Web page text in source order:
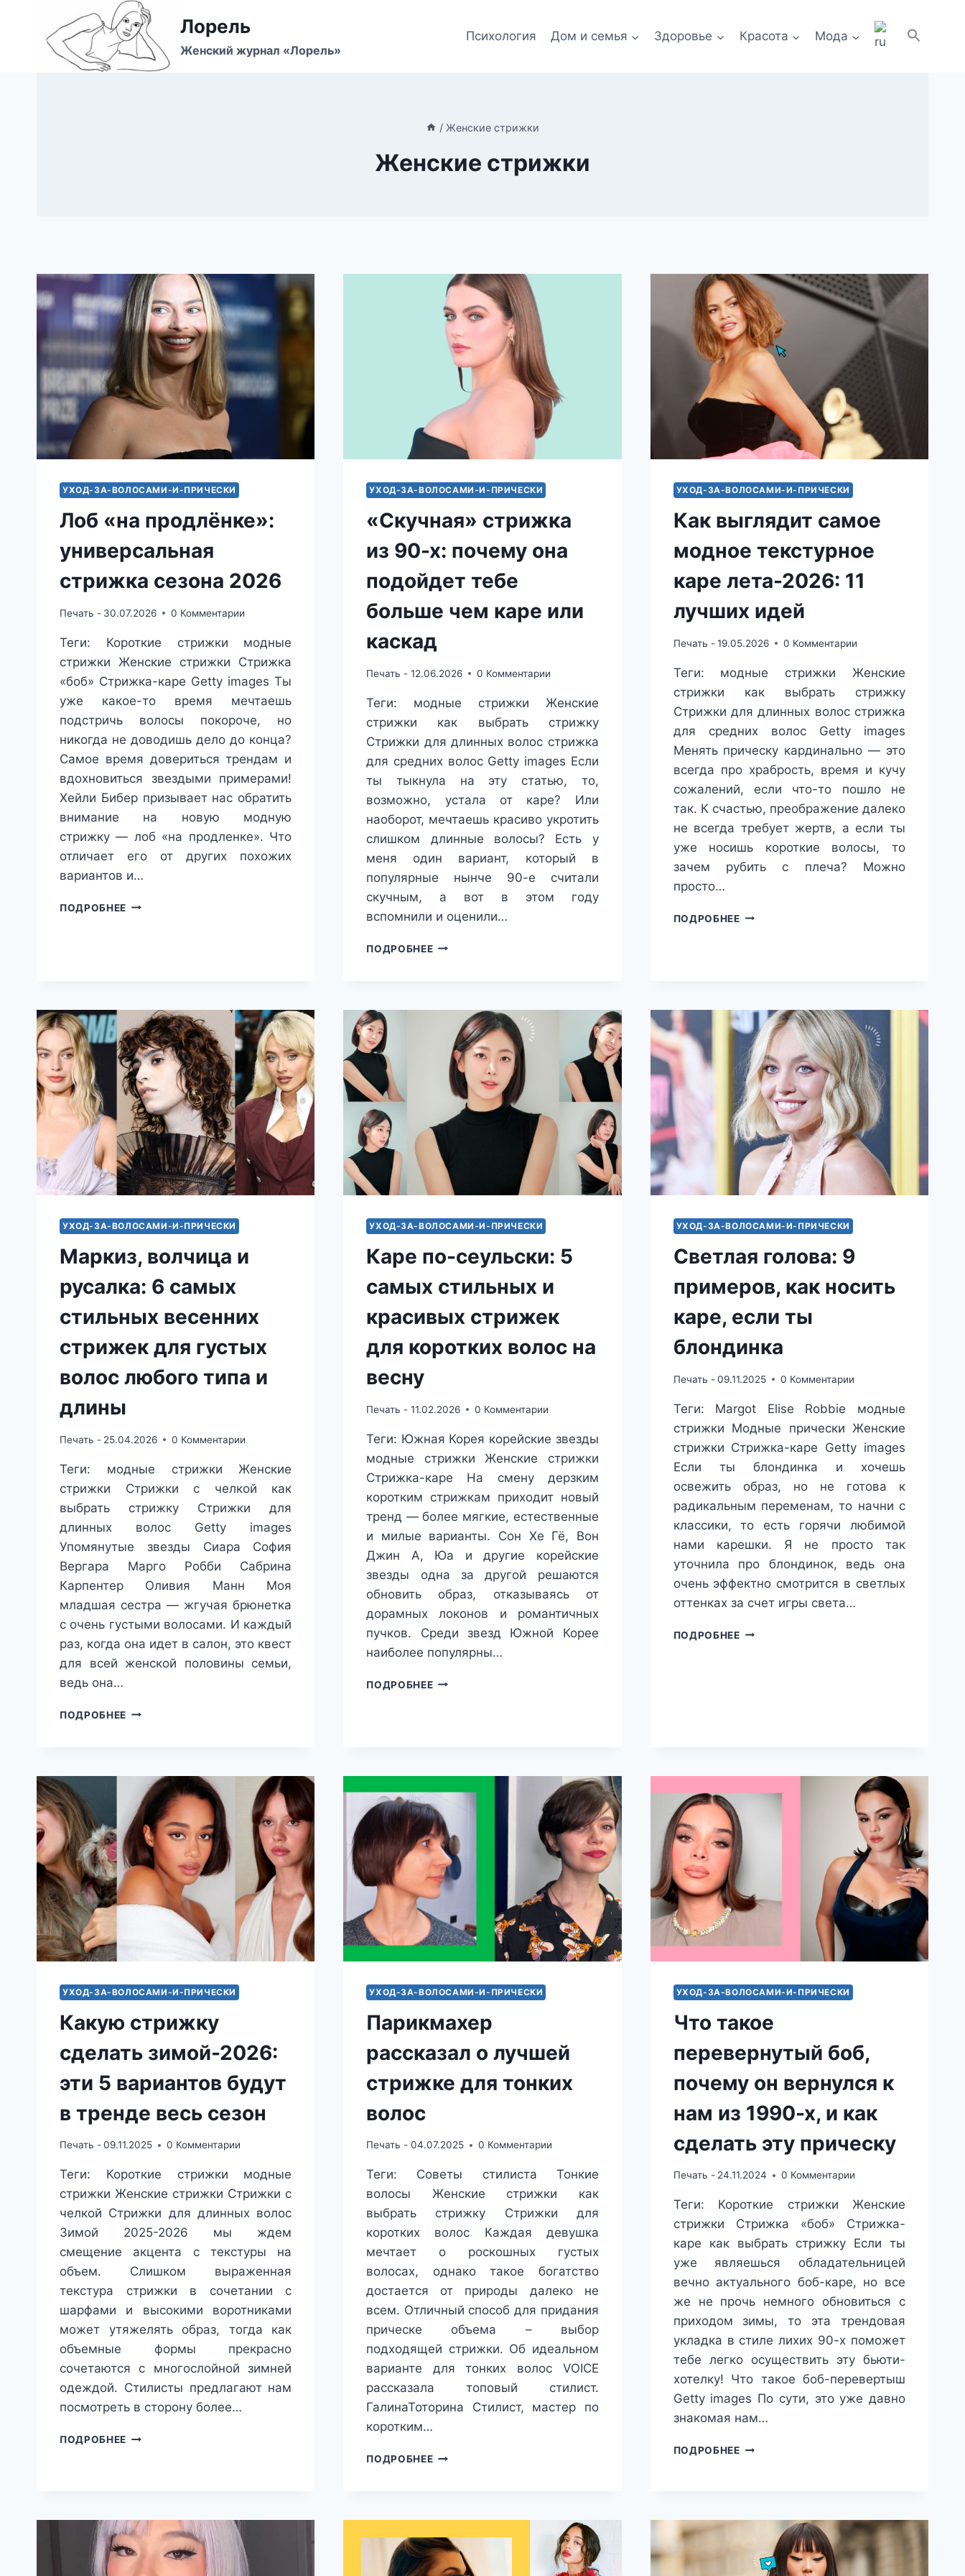
содержимому
Лорель
Женский журнал «Лорель»
Психология Дом и семья Здоровье Красота Мода
/ Женские стрижки
Женские стрижки
УХОД-ЗА-ВОЛОСАМИ-И-ПРИЧЕСКИ
Лоб «на продлёнке»:
универсальная
стрижка сезона 2026
Печать - 30.07.2026 0 Комментарии
Теги: Короткие стрижки модные
стрижки Женские стрижки Стрижка
«боб» Стрижка-каре Getty images Ты
уже какое-то время мечтаешь
подстричь волосы покороче, но
никогда не доводишь дело до конца?
Самое время довериться трендам и
вдохновиться звездыми примерами!
Хейли Бибер призывает нас обратить
внимание на новую модную
стрижку — лоб «на продленке». Что
отличает его от других похожих
вариантов и…
ПОДРОБНЕЕ ЛОБ
УХОД-ЗА-ВОЛОСАМИ-И-ПРИЧЕСКИ
«Скучная» стрижка
из 90-х: почему она
подойдет тебе
больше чем каре или
каскад
Печать - 12.06.2026 0 Комментарии
Теги: модные стрижки Женские
стрижки как выбрать стрижку
Стрижки для длинных волос стрижка
для средних волос Getty images Если
ты тыкнула на эту статью, то,
возможно, устала от каре? Или
наоборот, мечтаешь красиво укротить
слишком длинные волосы? Есть у
меня один вариант, который в
популярные нынче 90-е считали
скучным, а вот в этом году
вспомнили и оценили…
ПОДРОБНЕЕ«СКУЧНАЯ»
ПОЧЕМУ
ОНА
ПОДОЙДЕТ
ТЕБЕ
БОЛЬШЕ
ЧЕМ
КАРЕ
ИЛИ
КАСКАД
УХОД-ЗА-ВОЛОСАМИ-И-ПРИЧЕСКИ
Как выглядит самое
модное текстурное
каре лета-2026: 11
лучших идей
Печать - 19.05.2026 0 Комментарии
Теги: модные стрижки Женские
стрижки как выбрать стрижку
Стрижки для длинных волос стрижка
для средних волос Getty images
Менять прическу кардинально — это
всегда про храбрость, время и кучу
сожалений, если что-то пошло не
так. К счастью, преображение далеко
не всегда требует жертв, а если ты
уже носишь короткие волосы, то
зачем рубить с плеча? Можно
просто…
ПОДРОБНЕЕКАК
11
ЛУЧШИХ
ИДЕЙ
УХОД-ЗА-ВОЛОСАМИ-И-ПРИЧЕСКИ
Маркиз, волчица и
русалка: 6 самых
стильных весенних
стрижек для густых
волос любого типа и
длины
Печать - 25.04.2026 0 Комментарии
Теги: модные стрижки Женские
стрижки Стрижки с челкой как
выбрать стрижку Стрижки для
длинных волос Getty images
Упомянутые звезды Сиара София
Вергара Марго Робби Сабрина
Карпентер Оливия Манн Моя
младшая сестра — жгучая брюнетка
с очень густыми волосами. И каждый
раз, когда она идет в салон, это квест
для всей женской половины семьи,
ведь она…
ПОДРОБНЕЕ МАРКИЗ,
САМЫХ
СТИЛЬНЫХ
ВЕСЕННИХ
СТРИЖЕК
ДЛЯ
ГУСТЫХ
ВОЛОС
ЛЮБОГО
ТИПА
УХОД-ЗА-ВОЛОСАМИ-И-ПРИЧЕСКИ
Каре по-сеульски: 5
самых стильных и
красивых стрижек
для коротких волос на
весну
Печать - 11.02.2026 0 Комментарии
Теги: Южная Корея корейские звезды
модные стрижки Женские стрижки
Стрижка-каре На смену дерзким
коротким стрижкам приходит новый
тренд — более мягкие, естественные
и милые варианты. Сон Хе Гё, Вон
Джин А, Юа и другие корейские
звезды одна за другой решаются
обновить образ, отказываясь от
дорамных локонов и романтичных
пучков. Среди звезд Южной Корее
наиболее популярны…
ПОДРОБНЕЕКАРЕ
СТРИЖЕК
ДЛЯ
КОРОТКИХ
ВОЛОС
НА
ВЕСНУ
УХОД-ЗА-ВОЛОСАМИ-И-ПРИЧЕСКИ
Светлая голова: 9
примеров, как носить
каре, если ты
блондинка
Печать - 09.11.2025 0 Комментарии
Теги: Margot Elise Robbie модные
стрижки Модные прически Женские
стрижки Стрижка-каре Getty images
Если ты блондинка и хочешь
освежить образ, но не готова к
радикальным переменам, то начни с
классики, то есть горячи любимой
нами карешки. Я не просто так
уточнила про блондинок, ведь она
очень эффектно смотрится в светлых
оттенках за счет игры света…
ПОДРОБНЕЕСВЕТЛАЯ
УХОД-ЗА-ВОЛОСАМИ-И-ПРИЧЕСКИ
Какую стрижку
сделать зимой-2026:
эти 5 вариантов будут
в тренде весь сезон
Печать -09.11.2025 0 Комментарии
Теги: Короткие стрижки модные
стрижки Женские стрижки Стрижки с
челкой Стрижки для длинных волос
Зимой 2025-2026 мы ждем
смещение акцента с текстуры на
объем. Слишком выраженная
текстура стрижки в сочетании с
шарфами и высокими воротниками
может утяжелять образ, тогда как
объемные формы прекрасно
сочетаются с многослойной зимней
одеждой. Стилисты предлагают нам
посмотреть в сторону более…
ПОДРОБНЕЕ КАКУЮ
ВАРИАНТОВ
БУДУТ
В
ТРЕНДЕ
УХОД-ЗА-ВОЛОСАМИ-И-ПРИЧЕСКИ
Парикмахер
рассказал о лучшей
стрижке для тонких
волос
Печать - 04.07.2025 0 Комментарии
Теги: Советы стилиста Тонкие
волосы Женские стрижки как
выбрать стрижку Стрижки для
коротких волос Каждая девушка
мечтает о роскошных густых
волосах, однако такое богатство
достается от природы далеко не
всем. Отличный способ для придания
прическе объема – выбор
подходящей стрижки. Об идеальном
варианте для тонких волос VOICE
рассказала топовый стилист.
ГалинаТоторина Стилист, мастер по
коротким…
ПОДРОБНЕЕПАРИКМАХЕР
ТОНКИХ
ВОЛОС
УХОД-ЗА-ВОЛОСАМИ-И-ПРИЧЕСКИ
Что такое
перевернутый боб,
почему он вернулся к
нам из 1990-х, и как
сделать эту прическу
Печать - 24.11.2024 0 Комментарии
Теги: Короткие стрижки Женские
стрижки Стрижка «боб» Стрижка-
каре как выбрать стрижку Если ты
уже являешься обладательницей
вечно актуального боб-каре, но все
же не прочь немного обновиться с
приходом зимы, то эта трендовая
укладка в стиле лихих 90-х поможет
тебе легко осуществить эту бьюти-
хотелку! Что такое боб-перевертыш
Getty images По сути, это уже давно
знакомая нам…
ПОДРОБНЕЕЧТО
ОН
ВЕРНУЛСЯ
НАМ